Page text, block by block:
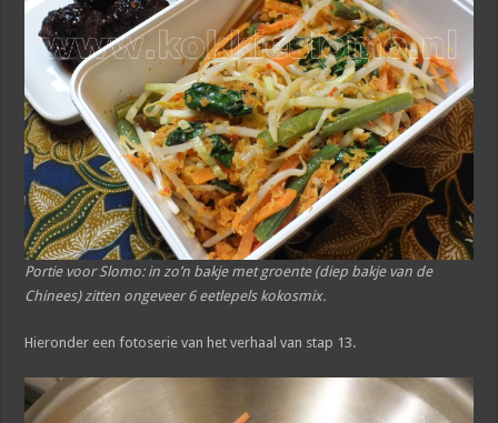
Portie voor Slomo: in zo’n bakje met groente (diep bakje van de
Chinees) zitten ongeveer 6 eetlepels kokosmix.
Hieronder een fotoserie van het verhaal van stap 13.